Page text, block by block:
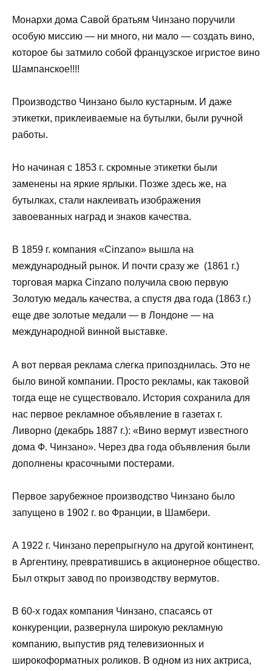
Монархи дома Савой братьям Чинзано поручили
особую миссию — ни много, ни мало — создать вино,
которое бы затмило собой французское игристое вино
Шампанское!!!!
Производство Чинзано было кустарным. И даже
этикетки, приклеиваемые на бутылки, были ручной
работы.
Но начиная с 1853 г. скромные этикетки были
заменены на яркие ярлыки. Позже здесь же, на
бутылках, стали наклеивать изображения
завоеванных наград и знаков качества.
В 1859 г. компания «Cinzano» вышла на
международный рынок. И почти сразу же (1861 г.)
торговая марка Cinzano получила свою первую
Золотую медаль качества, а спустя два года (1863 г.)
еще две золотые медали — в Лондоне — на
международной винной выставке.
А вот первая реклама слегка припозднилась. Это не
было виной компании. Просто рекламы, как таковой
тогда еще не существовало. История сохранила для
нас первое рекламное объявление в газетах г.
Ливорно (декабрь 1887 г.): «Вино вермут известного
дома Ф. Чинзано». Через два года объявления были
дополнены красочными постерами.
Первое зарубежное производство Чинзано было
запущено в 1902 г. во Франции, в Шамбери.
А 1922 г. Чинзано перепрыгнуло на другой континент,
в Аргентину, превратившись в акционерное общество.
Был открыт завод по производству вермутов.
В 60-х годах компания Чинзано, спасаясь от
конкуренции, развернула широкую рекламную
компанию, выпустив ряд телевизионных и
широкоформатных роликов. В одном из них актриса,